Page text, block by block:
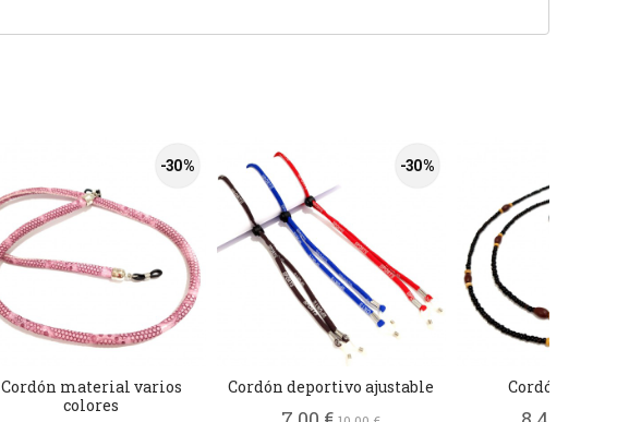
-30 %
Cordón material varios
colores
-30 %
Cordón deportivo ajustable Cordón